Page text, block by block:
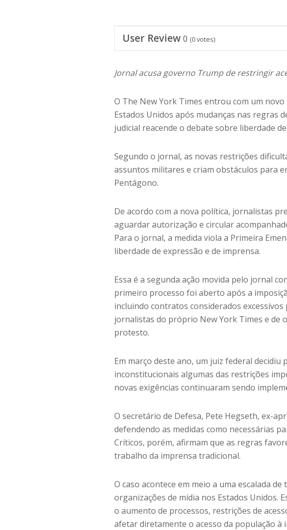
User Review0 (0votes)
Jornal acusa governo Trump de restringir
O The New York Times entrou com um
Estados Unidos após mudanças nas regras
judicial reacende o debate sobre liberdade
Segundo o jornal, as novas restrições
assuntos militares e criam obstáculos para
Pentágono.
De acordo com a nova política, jornalistas
aguardar autorização e circular
Para o jornal, a medida viola a Primeira
liberdade de expressão e de imprensa.
Essa é a segunda ação movida pelo jornal
primeiro processo foi aberto após a
incluindo contratos considerados
jornalistas do próprio New York Times e de
protesto.
Em março deste ano, um juiz federal
inconstitucionais algumas das restrições
novas exigências continuaram sendo
O secretário de Defesa, Pete Hegseth, ex-
defendendo as medidas como necessárias
Críticos, porém, afirmam que as regras
trabalho da imprensa tradicional.
O caso acontece em meio a uma escalada
organizações de mídia nos Estados Unidos.
o aumento de processos, restrições de
afetar diretamente o acesso da população à